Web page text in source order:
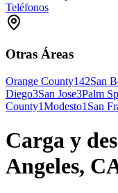
Teléfonos
Otras Áreas
Orange County142San
Diego3San Jose3Palm
County1Modesto1 San
Carga y
Angeles,